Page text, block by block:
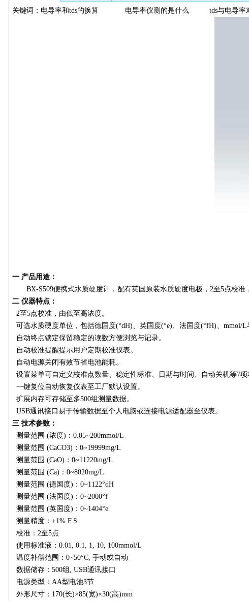
关键词：电导率和tds的换算 电导率仪测的是什么 tds与电导
一 产品用途：
BX-S509便携式水质硬度计，配有英国原装水质硬度电极， 2至5点校准
二 仪器特点：
2至5点校准，由低至高浓度。
可选水质硬度单位，包括德国度(°dH)、英国度(°e)、法国度(°fH)、mmol/L
自动终点锁定保留稳定的读数方便浏览与记录。
自动校准提醒提示用户定期校准仪表。
自动电源关闭有效节省电池能耗。
设置菜单可自定义校准点数量、稳定性标准、日期与时间、自动关机等7项
一键复位自动恢复仪表至工厂默认设置。
扩展内存可存储至多500组测量数据。
USB通讯接口易于传输数据至个人电脑或连接电源适配器至仪表。
三 技术参数：
测量范围 (浓度)：0.05~200mmol/L
测量范围 (CaCO3)：0~19999mg/L
测量范围 (CaO)：0~11220mg/L
测量范围 (Ca)：0~8020mg/L
测量范围 (德国度)：0~1122°dH
测量范围 (法国度)：0~2000°f
测量范围 (英国度)：0~1404°e
测量精度： ±1% F.S
校准： 2至5点
使用标准液： 0.01, 0.1, 1, 10, 100mmol/L
温度补偿范围： 0~50°C, 手动或自动
数据储存： 500组, USB通讯接口
电源类型： AA型电池3节
外形尺寸： 170(长)×85(宽)×30(高)mm